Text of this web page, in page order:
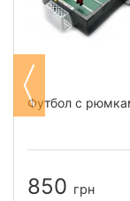
Футбол с
850 грн